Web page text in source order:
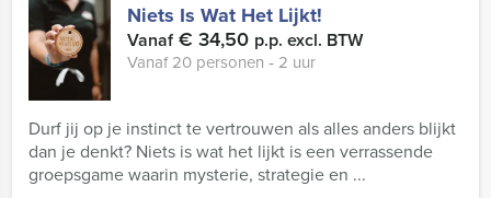
Niets Is Wat Het Lijkt!
Vanaf€ 34,50 p.p. excl. BTW
Vanaf 20 personen ‐ 2 uur
Durf jij op je instinct te vertrouwen als alles anders blijkt
dan je denkt? Niets is wat het lijkt is een verrassende
groepsgame waarin mysterie, strategie en ...